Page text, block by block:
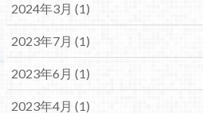
2024年3月 (1)
2023年7月 (1)
2023年6月 (1)
2023年4月 (1)